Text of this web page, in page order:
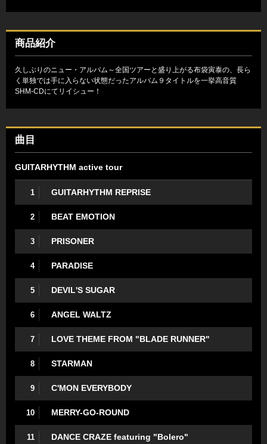
商品紹介
久しぶりのニュー・アルバム～全国ツアーと盛り上がる布袋寅泰の、長ら
く単独では手に入らない状態だったアルバム９タイトルを一挙高音質
SHM-CDにてリイシュー！
曲目
GUITARHYTHM active tour
1 GUITARHYTHM REPRISE
2 BEAT EMOTION
3 PRISONER
4 PARADISE
5 DEVIL'S SUGAR
6 ANGEL WALTZ
7 LOVE THEME FROM "BLADE RUNNER"
8 STARMAN
9 C'MON EVERYBODY
10 MERRY-GO-ROUND
11 DANCE CRAZE featuring "Bolero"